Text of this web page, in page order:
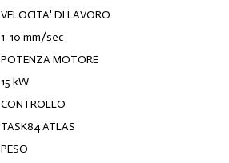
VELOCITA' DI LAVORO
1-10 mm/sec
POTENZA MOTORE
15 kW
CONTROLLO
TASK84 ATLAS
PESO